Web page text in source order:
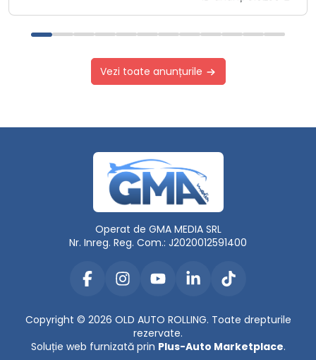
Vezi toate anunțurile
Operat de GMA MEDIA SRL
Nr. Inreg. Reg. Com.: J2020012591400
Copyright © 2026 OLD AUTO ROLLING. Toate drepturile
rezervate.
Soluție web furnizată prin Plus-Auto Marketplace.